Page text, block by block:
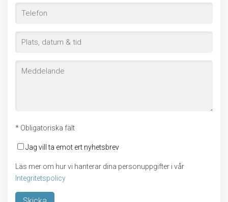
* Obligatoriska fält
Jag vill ta emot ert nyhetsbrev
Läs mer om hur vi hanterar dina personuppgifter i vår
Integritetspolicy